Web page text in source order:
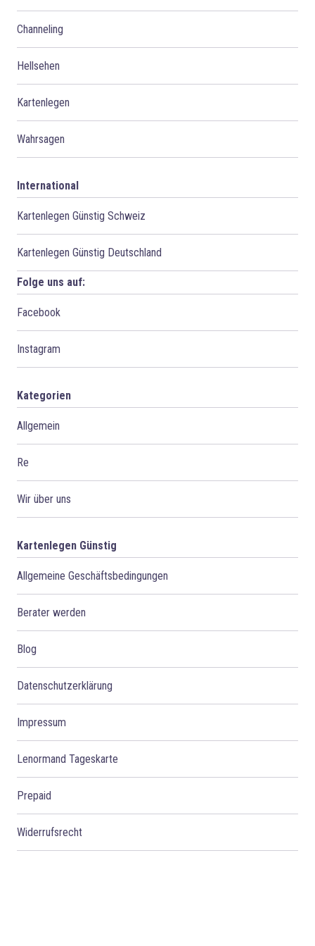
Channeling
Hellsehen
Kartenlegen
Wahrsagen
International
Kartenlegen Günstig Schweiz
Kartenlegen Günstig Deutschland
Folge uns auf:
Facebook
Instagram
Kategorien
Allgemein
Re
Wir über uns
Kartenlegen Günstig
Allgemeine Geschäftsbedingungen
Berater werden
Blog
Datenschutzerklärung
Impressum
Lenormand Tageskarte
Prepaid
Widerrufsrecht